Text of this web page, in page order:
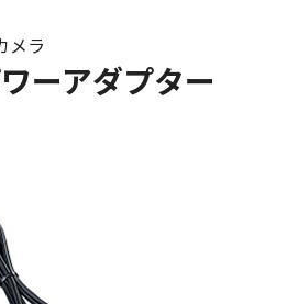
ーアダプター
メラ